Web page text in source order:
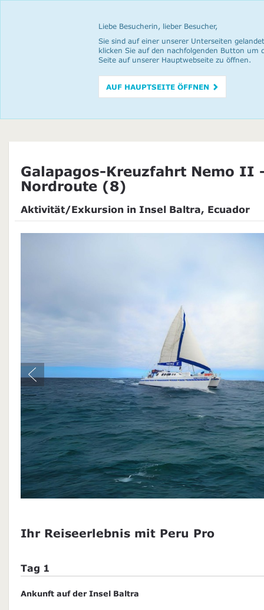
Liebe Besucherin, lieber Besucher,
Sie sind auf einer unserer Unterseiten
klicken Sie auf den nachfolgenden Button um
Seite auf unserer Hauptwebseite zu öffnen.
AUF HAUPTSEITE ÖFFNEN
Galapagos-Kreuzfahrt Nemo II
Nordroute (8)
Aktivität/Exkursion in Insel Baltra, Ecuador
Ihr Reiseerlebnis mit Peru Pro
Tag 1
Ankunft auf der Insel Baltra